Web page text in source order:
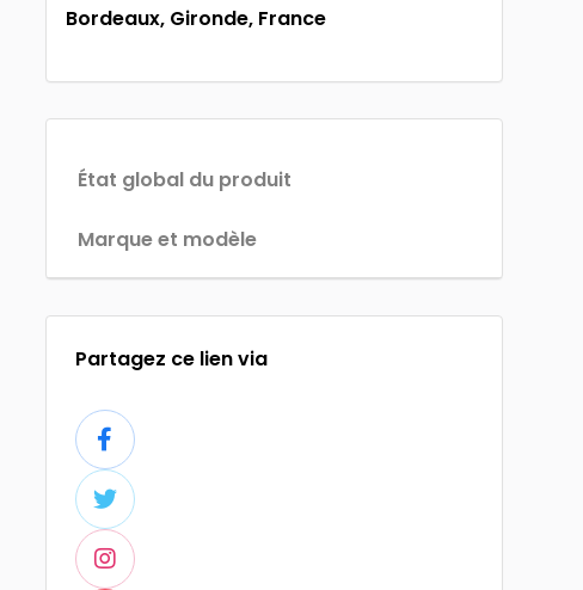
Bordeaux, Gironde, France
État global du produit
Marque et modèle
Partagez ce lien via